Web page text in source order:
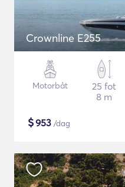
Crownline E255
Motorbåt
25 fot
8 m
$953 /dag